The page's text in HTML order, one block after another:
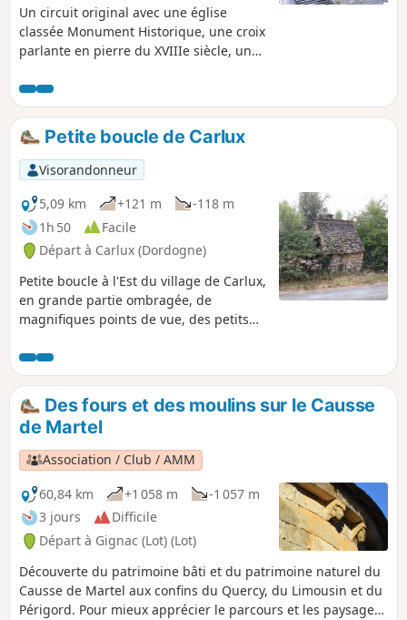
Un circuit original avec une église
classée Monument Historique, une croix
parlante en pierre du XVIIIe siècle, un
deux fontaines, la Pierre des Trois
Evêques et un arbre en métal.
Petite boucle de Carlux
Visorandonneur
5,09 km
+121 m
-118 m
1h 50
Facile
Départ à Carlux (Dordogne)
Petite boucle à l'Est du village de Carlux,
en grande partie ombragée, de
magnifiques points de vue, des petits
et de très belles maisons périgourdines.
À ne pas manquer si on dispose de 2
heures.Des fours et des moulins sur le Causse
de Martel
Association / Club / AMM
60,84 km
+1 058 m
-1 057 m
3 jours
Difficile
Départ à Gignac (Lot) (Lot)
Découverte du patrimoine bâti et du patrimoine naturel du
Causse de Martel aux confins du Quercy, du Limousin et du
Périgord. Pour mieux apprécier le parcours et les paysages,